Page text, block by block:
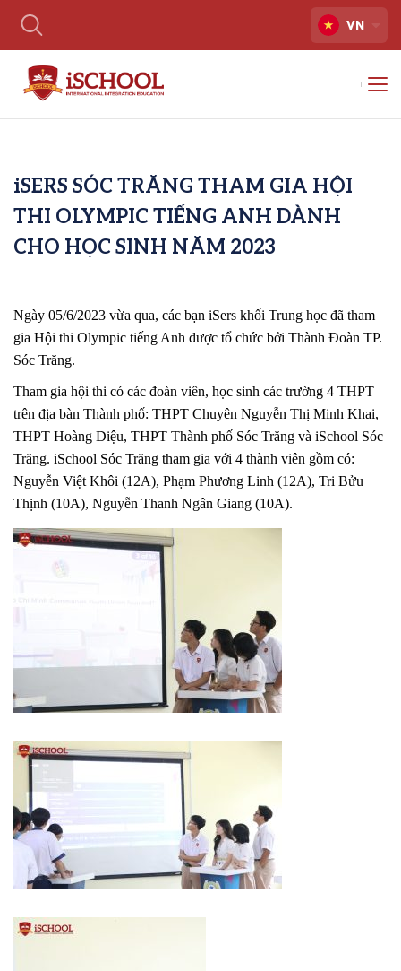
VN
iSERS SÓC TRĂNG THAM GIA HỘI
THI OLYMPIC TIẾNG ANH DÀNH
CHO HỌC SINH NĂM 2023
Ngày 05/6/2023 vừa qua, các bạn iSers khối Trung học đã tham
gia Hội thi Olympic tiếng Anh được tổ chức bởi Thành Đoàn TP.
Sóc Trăng.
Tham gia hội thi có các đoàn viên, học sinh các trường 4 THPT
trên địa bàn Thành phố: THPT Chuyên Nguyễn Thị Minh Khai,
THPT Hoàng Diệu, THPT Thành phố Sóc Trăng và iSchool Sóc
Trăng. iSchool Sóc Trăng tham gia với 4 thành viên gồm có:
Nguyễn Việt Khôi (12A), Phạm Phương Linh (12A), Tri Bửu
Thịnh (10A), Nguyễn Thanh Ngân Giang (10A).